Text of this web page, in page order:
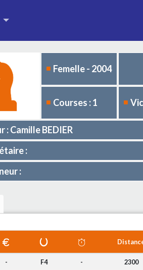
Femelle - 2004
Courses : 1
: Camille BEDIER
:
:
- F4 - 2300